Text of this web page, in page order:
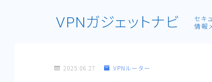
VPNガジェットナビ
セキ
情報
2025.06.27 VPNルーター